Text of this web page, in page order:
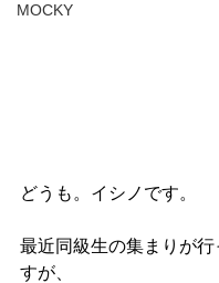
MOCKY
どうも。イシノです。
最近同級生の集まりが
すが、